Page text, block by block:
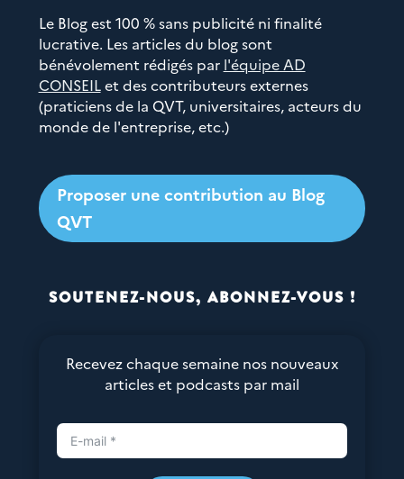
Le Blog est 100 % sans publicité ni finalité
lucrative. Les articles du blog sont
bénévolement rédigés par l'équipe AD
CONSEILet des contributeurs externes
(praticiens de la QVT, universitaires, acteurs du
monde de l'entreprise, etc.)
Proposer une contribution au Blog
QVT
SOUTENEZ-NOUS, ABONNEZ-VOUS !
Recevez chaque semaine nos nouveaux
articles et podcasts par mail